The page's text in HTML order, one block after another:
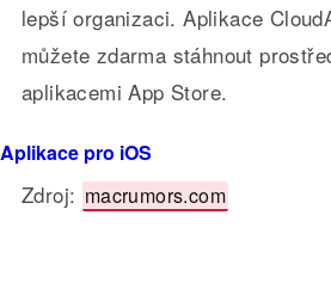
lepší organizaci. Aplikace
můžete zdarma stáhnout
aplikacemi App Store.
Aplikace pro iOS
Zdroj: macrumors.com